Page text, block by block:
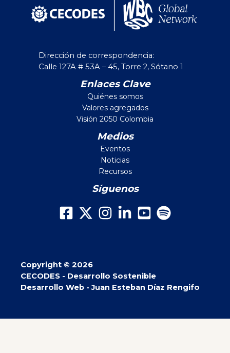
Dirección de correspondencia:
Calle 127A # 53A – 45, Torre 2, Sótano 1
Enlaces Clave
Quiénes somos
Valores agregados
Visión 2050 Colombia
Medios
Eventos
Noticias
Recursos
Síguenos
Copyright © 2026
CECODES - Desarrollo Sostenible
Desarrollo Web - Juan Esteban Díaz Rengifo